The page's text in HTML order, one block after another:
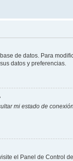
de datos. Para
datos y preferencias.
mi estado de
el Panel de Control